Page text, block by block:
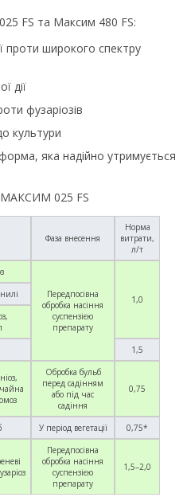
FS та Максим 480 FS:
проти широкого спектру
дії
фузаріозів
культури
яка надійно утримується
025 FS
Фаза внесення
Норма
витрати,
л/т
Передпосівна
обробка насіння
суспензією
препарату
1,0
1,5
Обробка бульб
перед садінням
або під час
садіння
0,75
У період вегетації 0,75*
Передпосівна
обробка насіння
суспензією
препарату
1,5–2,0